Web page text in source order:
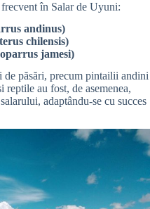
în Salar de Uyuni:
andinus)
chilensis)
jamesi)
de păsări, precum pintailii andini
au fost, de asemenea,
adaptându-se cu succes